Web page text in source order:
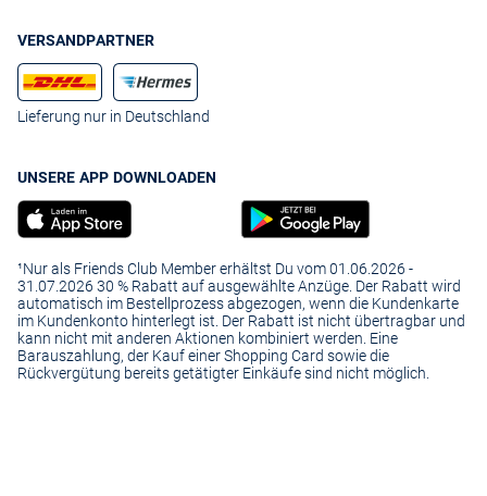
VERSANDPARTNER
Lieferung nur in Deutschland
UNSERE APP DOWNLOADEN
¹Nur als Friends Club Member erhältst Du vom 01.06.2026 -
31.07.2026 30 % Rabatt auf ausgewählte Anzüge. Der Rabatt wird
automatisch im Bestellprozess abgezogen, wenn die Kundenkarte
im Kundenkonto hinterlegt ist. Der Rabatt ist nicht übertragbar und
kann nicht mit anderen Aktionen kombiniert werden. Eine
Barauszahlung, der Kauf einer Shopping Card sowie die
Rückvergütung bereits getätigter Einkäufe sind nicht möglich.